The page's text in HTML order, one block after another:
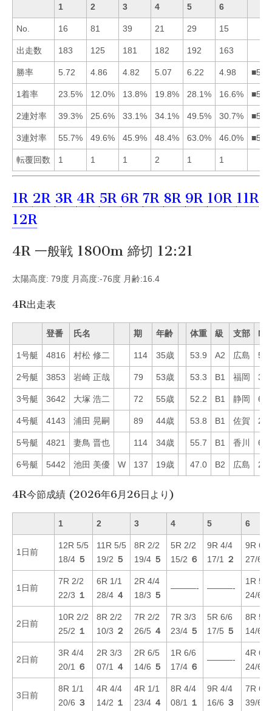
1 2 3 4 5 6
No. 16 81 39 21 29 15
出走数 183 125 181 182 192 163
勝率 5.72 4.86 4.82 5.07 6.22 4.98
1着率 23.5% 12.0% 13.8% 19.8% 28.1% 16.6%
2連対率 39.3% 25.6% 33.1% 34.1% 49.5% 30.7%
3連対率 55.7% 49.6% 45.9% 48.4% 63.0% 46.0%
転覆回数 1 1 1 2 1 1
1R 2R 3R 4R 5R 6R 7R 8R 9R 10R 11R
12R
4R 一般戦 1800m 締切 12:21
太陽高度: 79度 月高度:-76度 月齢:16.4
4R出走表
登番 氏名 期 年齢 体重 級 支部 Mo
1号艇 4816 村松 修二 114 35歳 53.9 A2 広島 58
2号艇 3853 岩崎 正哉 79 53歳 53.3 B1 福岡 39
3号艇 3642 大塚 浩二 72 55歳 52.2 B1 静岡 61
4号艇 4143 浦田 晃嗣 89 44歳 53.8 B1 佐賀 29
5号艇 4821 妻鳥 晋也 114 34歳 55.7 B1 香川 65
6号艇 5442 池田 美優 W 137 19歳 47.0 B2 広島 22
4R今節成績 (2026年6月26日より)
1 2 3 4 5 6
1日前
12R 5/5
18/4 ５
11R 5/5
19/2 ５
8R 2/2
19/4 ５
5R 2/2
15/2 ６
9R 4/4
17/1
２
9R 6/6
27/6
1日前
7R 2/2
22/3 １
6R 1/1
28/4 ４
2R 4/4
18/3 ５
———- ———-
1R 5/6
24/6
2日前
10R 2/2
25/2 １
8R 2/2
10/3 ２
7R 2/2
26/5 ４
7R 3/3
23/4 ５
5R 6/6
17/5 ５
8R 5/6
14/6
2日前
3R 4/4
20/1
６
2R 3/3
07/1
４
2R 6/5
14/6 ５
1R 6/6
17/4 ６
———-
4R 6/6
24/6
3日前
8R 1/1
20/6 ３
4R 4/4
14/2 １
4R 1/1
23/4 ４
8R 4/4
08/1
１
9R 4/4
16/6 ３
7R 6/6
39/6